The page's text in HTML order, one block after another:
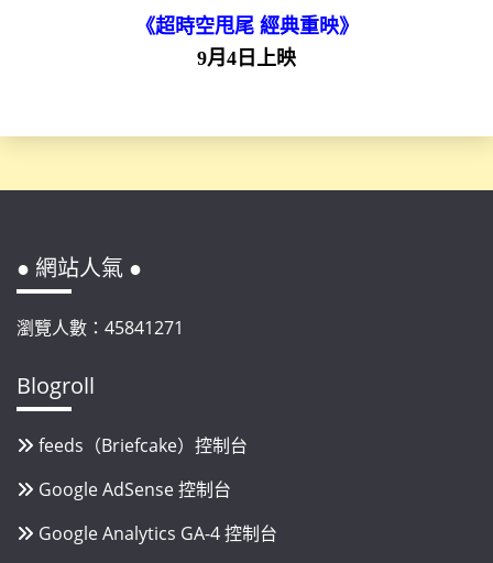
《超時空甩尾 經典重映》
9月4日上映
● 網站人氣 ●
瀏覽人數：45841271
Blogroll
feeds（Briefcake）控制台
Google AdSense 控制台
Google Analytics GA-4 控制台